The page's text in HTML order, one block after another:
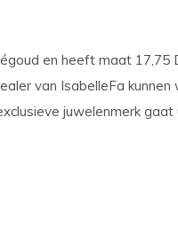
en heeft maat 17,75
van IsabelleFa kunnen
juwelenmerk gaat